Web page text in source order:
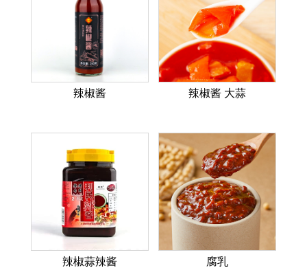
辣椒酱 辣椒酱 大蒜
辣椒蒜辣酱 腐乳